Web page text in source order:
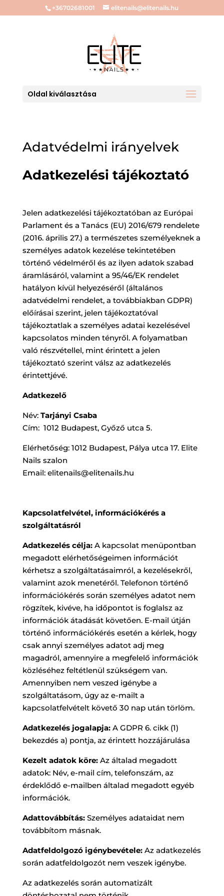
+36702681001 elitenails@elitenails.hu
Oldal kiválasztása
Adatvédelmi irányelvek
Adatkezelési tájékoztató
Jelen adatkezelési tájékoztatóban az Európai
Parlament és a Tanács (EU) 2016/679 rendelete
(2016. április 27.) a természetes személyeknek a
személyes adatok kezelése tekintetében
történő védelméről és az ilyen adatok szabad
áramlásáról, valamint a 95/46/EK rendelet
hatályon kívül helyezéséről (általános
adatvédelmi rendelet, a továbbiakban GDPR)
előírásai szerint, jelen tájékoztatóval
tájékoztatlak a személyes adatai kezelésével
kapcsolatos minden tényről. A folyamatban
való részvétellel, mint érintett a jelen
tájékoztató szerint válsz az adatkezelés
érintettjévé.
Adatkezelő
Név: Tarjányi Csaba
Cím: 1012 Budapest, Győző utca 5.
Elérhetőség: 1012 Budapest, Pálya utca 17. Elite
Nails szalon
Email: elitenails@elitenails.hu
Kapcsolatfelvétel, információkérés a
szolgáltatásról
Adatkezelés célja:A kapcsolat menüpontban
megadott elérhetőségeimen információt
kérhetsz a szolgáltatásaimról, a kezelésekről,
valamint azok menetéről. Telefonon történő
információkérés során személyes adatot nem
rögzítek, kivéve, ha időpontot is foglalsz az
információk átadását követően. E-mail útján
történő információkérés esetén a kérlek, hogy
csak annyi személyes adatot adj meg
magadról, amennyire a megfelelő információk
közléséhez feltétlenül szükségem van.
Amennyiben nem veszed igénybe a
szolgáltatásom, úgy az e-mailt a
kapcsolatfelvételt követő 30 nap után törlöm.
Adatkezelés jogalapja:A GDPR 6. cikk (1)
bekezdés a) pontja, az érintett hozzájárulása
Kezelt adatok köre:Az általad megadott
adatok: Név, e-mail cím, telefonszám, az
érdeklődő e-mailben általad megadott egyéb
információk.
Adattovábbítás:Személyes adataidat nem
továbbítom másnak.
Adatfeldolgozó igénybevétele:Az adatkezelés
során adatfeldolgozót nem veszek igénybe.
Az adatkezelés során automatizált